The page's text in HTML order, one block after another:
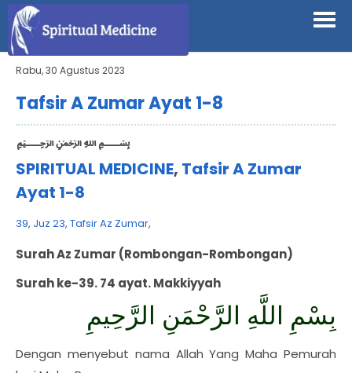
Rabu, 30 Agustus 2023
Tafsir A Zumar Ayat 1-8
﷽
SPIRITUAL MEDICINE, Tafsir A Zumar
Ayat 1-8
39, Juz 23, Tafsir Az Zumar,
SurahAz Zumar (Rombongan-Rombongan)
Surah ke-39. 74 ayat. Makkiyyah
بِسْمِ اللَّهِ الرَّحْمَنِ الرَّحِيمِ
Dengan menyebut nama Allah Yang Maha Pemurah